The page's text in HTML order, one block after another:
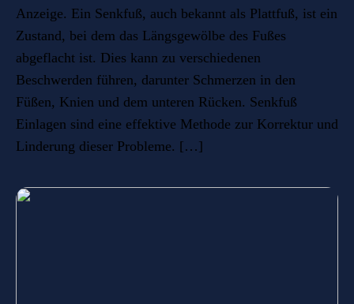
Anzeige. Ein Senkfuß, auch bekannt als Plattfuß, ist ein
Zustand, bei dem das Längsgewölbe des Fußes
abgeflacht ist. Dies kann zu verschiedenen
Beschwerden führen, darunter Schmerzen in den
Füßen, Knien und dem unteren Rücken. Senkfuß
Einlagen sind eine effektive Methode zur Korrektur und
Linderung dieser Probleme. […]